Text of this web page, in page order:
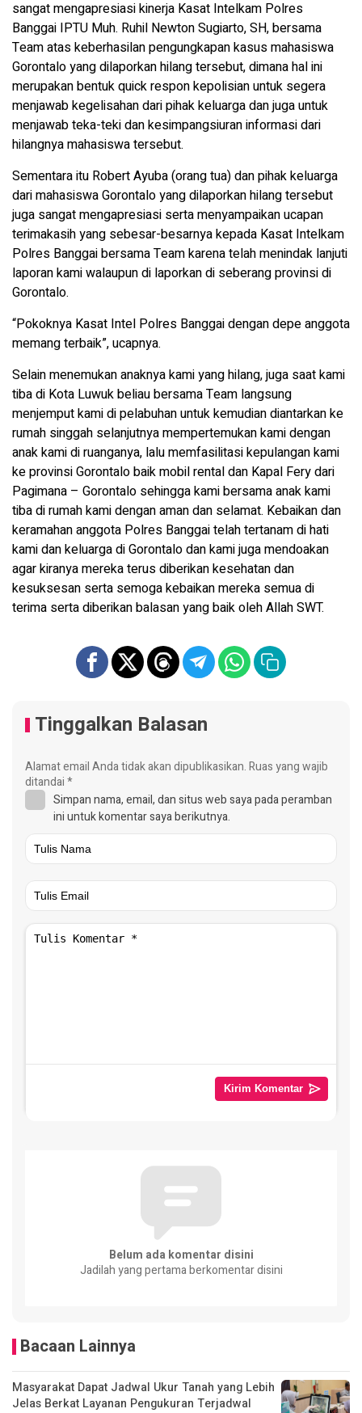
sangat mengapresiasi kinerja Kasat Intelkam Polres
Banggai IPTU Muh. Ruhil Newton Sugiarto, SH, bersama
Team atas keberhasilan pengungkapan kasus mahasiswa
Gorontalo yang dilaporkan hilang tersebut, dimana hal ini
merupakan bentuk quick respon kepolisian untuk segera
menjawab kegelisahan dari pihak keluarga dan juga untuk
menjawab teka-teki dan kesimpangsiuran informasi dari
hilangnya mahasiswa tersebut.
Sementara itu Robert Ayuba (orang tua) dan pihak keluarga
dari mahasiswa Gorontalo yang dilaporkan hilang tersebut
juga sangat mengapresiasi serta menyampaikan ucapan
terimakasih yang sebesar-besarnya kepada Kasat Intelkam
Polres Banggai bersama Team karena telah menindak lanjuti
laporan kami walaupun di laporkan di seberang provinsi di
Gorontalo.
“Pokoknya Kasat Intel Polres Banggai dengan depe anggota
memang terbaik”, ucapnya.
Selain menemukan anaknya kami yang hilang, juga saat kami
tiba di Kota Luwuk beliau bersama Team langsung
menjemput kami di pelabuhan untuk kemudian diantarkan ke
rumah singgah selanjutnya mempertemukan kami dengan
anak kami di ruanganya, lalu memfasilitasi kepulangan kami
ke provinsi Gorontalo baik mobil rental dan Kapal Fery dari
Pagimana – Gorontalo sehingga kami bersama anak kami
tiba di rumah kami dengan aman dan selamat. Kebaikan dan
keramahan anggota Polres Banggai telah tertanam di hati
kami dan keluarga di Gorontalo dan kami juga mendoakan
agar kiranya mereka terus diberikan kesehatan dan
kesuksesan serta semoga kebaikan mereka semua di
terima serta diberikan balasan yang baik oleh Allah SWT.
Tinggalkan Balasan
Alamat email Anda tidak akan dipublikasikan.Ruas yang wajib
ditandai*
Simpan nama, email, dan situs web saya pada peramban
ini untuk komentar saya berikutnya.
Belum ada komentar disini
Jadilah yang pertama berkomentar disini
Bacaan Lainnya
Masyarakat Dapat Jadwal Ukur Tanah yang Lebih
Jelas Berkat Layanan Pengukuran Terjadwal